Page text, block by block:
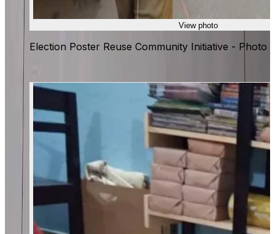
View photo
Election Poster Reuse Community Initiative - Photo